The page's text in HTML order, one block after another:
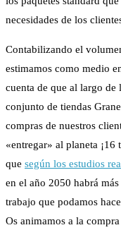
necesidades de los
Contabilizando el
estimamos como medio
cuenta de que al largo de
conjunto de tiendas
compras de nuestros
«entregar» al planeta
que según los estudios
en el año 2050 habrá
trabajo que podamos
Os animamos a la